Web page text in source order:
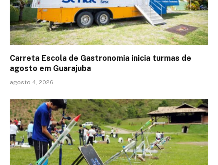
Carreta Escola de Gastronomia inicia turmas de
agosto em Guarajuba
agosto 4, 2026